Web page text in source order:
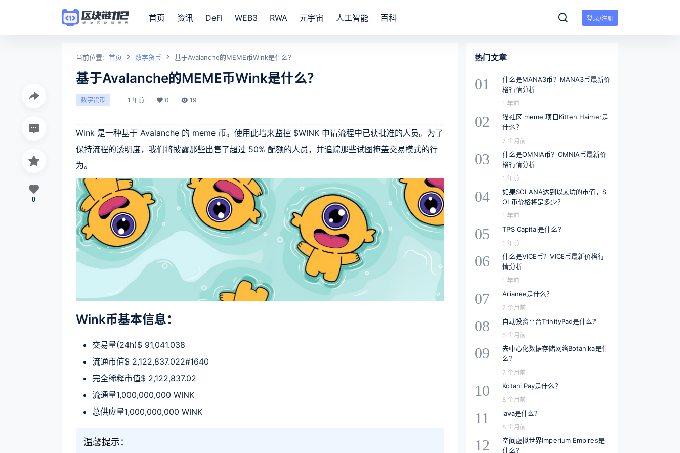
登录/注册
首页 资讯 DeFi WEB3 RWA 元宇宙 人工智能 百科
当前位置： 首页 数字货币 基于Avalanche的MEME币Wink是什么？
基于Avalanche的MEME币Wink是什么？
数字货币 1 年前 0 19
Wink 是一种基于 Avalanche 的 meme 币。使用此墙来监控 $WINK 申请流程中已获批准的人员。为了
保持流程的透明度，我们将披露那些出售了超过 50% 配额的人员，并追踪那些试图掩盖交易模式的行
为。
Wink币基本信息：
交易量(24h)$ 91,041.038
流通市值$ 2,122,837.022#1640
完全稀释市值$ 2,122,837.02
流通量1,000,000,000 WINK
总供应量1,000,000,000 WINK
温馨提示：
0
热门文章
01
什么是MANA3币？MANA3币最新价
格行情分析
1 年前
02
猫社区 meme 项目Kitten Haimer是
什么？
7 个月前
03
什么是OMNIA币？OMNIA币最新价
格行情分析
1 年前
04
如果SOLANA达到以太坊的市值，S
OL币价格将是多少？
1 年前
05 TPS Capital是什么？
1 年前
06
什么是VICE币？VICE币最新价格行
情分析
1 年前
07 Arianee是什么？
7 个月前
08 自动投资平台TrinityPad是什么？
5 个月前
09
去中心化数据存储网络Botanika是什
么？
7 个月前
10 Kotani Pay是什么？
8 个月前
11 lava是什么？
8 个月前
12
空间虚拟世界Imperium Empires是
什么？